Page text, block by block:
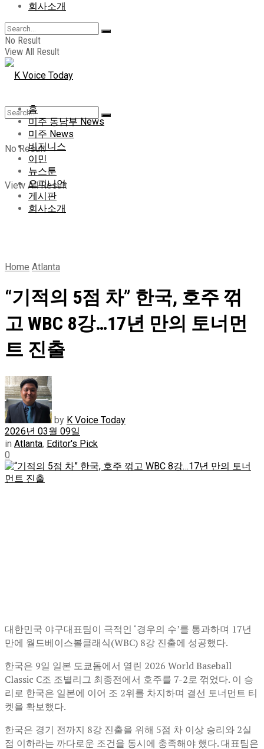
회사소개
No Result
View All Result
No Result
View All Result
홈
미주 동남부 News
미주 News
비지니스
이민
뉴스툰
오피니언
게시판
회사소개
Home Atlanta
“기적의 5점 차” 한국, 호주 꺾
고 WBC 8강…17년 만의 토너먼
트 진출
by K Voice Today
2026년 03월 09일
in Atlanta, Editor's Pick
0
대한민국 야구대표팀이 극적인 ‘경우의 수’를 통과하며 17년
만에 월드베이스볼클래식(WBC) 8강 진출에 성공했다.
한국은 9일 일본 도쿄돔에서 열린 2026 World Baseball
Classic C조 조별리그 최종전에서 호주를 7-2로 꺾었다. 이 승
리로 한국은 일본에 이어 조 2위를 차지하며 결선 토너먼트 티
켓을 확보했다.
한국은 경기 전까지 8강 진출을 위해 5점 차 이상 승리와 2실
점 이하라는 까다로운 조건을 동시에 충족해야 했다. 대표팀은